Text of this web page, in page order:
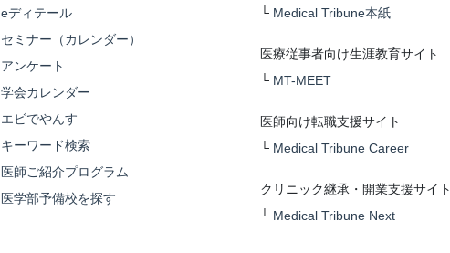
eディテール
セミナー（カレンダー）
アンケート
学会カレンダー
エビでやんす
キーワード検索
医師ご紹介プログラム
医学部予備校を探す
└ Medical Tribune本紙
医療従事者向け生涯教育サイト
└ MT-MEET
医師向け転職支援サイト
└ Medical Tribune Career
クリニック継承・開業支援サイト
└ Medical Tribune Next